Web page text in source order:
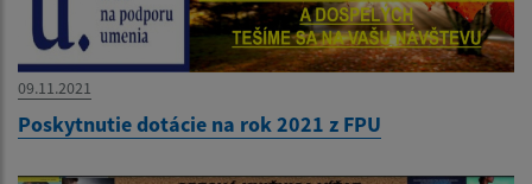
09.11.2021
Poskytnutie dotácie na rok 2021 z FPU